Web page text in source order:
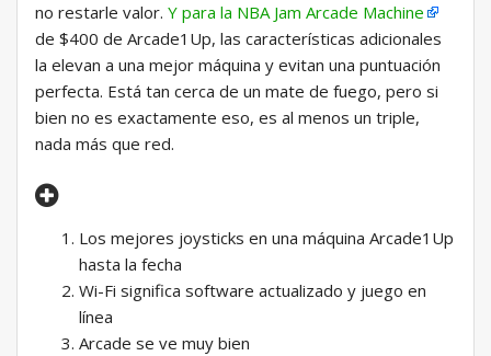
no restarle valor. Y para la NBA Jam Arcade Machine
de $400 de Arcade1Up, las características adicionales
la elevan a una mejor máquina y evitan una puntuación
perfecta. Está tan cerca de un mate de fuego, pero si
bien no es exactamente eso, es al menos un triple,
nada más que red.
Los mejores joysticks en una máquina Arcade1Up
hasta la fecha
Wi-Fi significa software actualizado y juego en
línea
Arcade se ve muy bien